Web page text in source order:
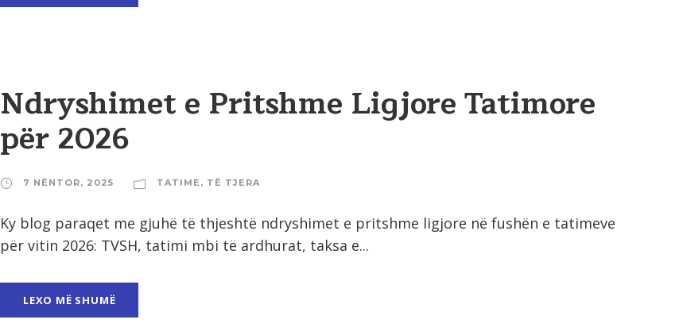
Ndryshimet e Pritshme Ligjore Tatimore
për 2026
7 NËNTOR, 2025 TATIME , TË TJERA
Ky blog paraqet me gjuhë të thjeshtë ndryshimet e pritshme ligjore në fushën e tatimeve
për vitin 2026: TVSH, tatimi mbi të ardhurat, taksa e...
LEXO MË SHUMË